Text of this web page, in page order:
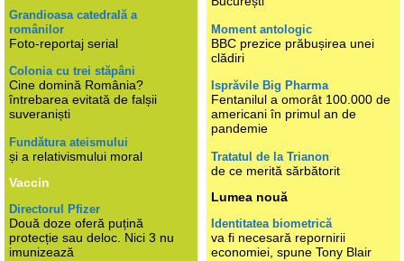
Grandioasa catedrală a
românilor
Foto-reportaj serial
Colonia cu trei stăpâni
Cine domină România?
întrebarea evitată de falșii
suveraniști
Fundătura ateismului
și a relativismului moral
Vaccin
Directorul Pfizer
Două doze oferă puțină
protecție sau deloc. Nici 3 nu
imunizează
Moment antologic
BBC prezice prăbușirea unei
clădiri
Isprăvile Big Pharma
Fentanilul a omorât 100.000 de
americani în primul an de
pandemie
Tratatul de la Trianon
de ce merită sărbătorit
Lumea nouă
Identitatea biometrică
va fi necesară repornirii
economiei, spune Tony Blair